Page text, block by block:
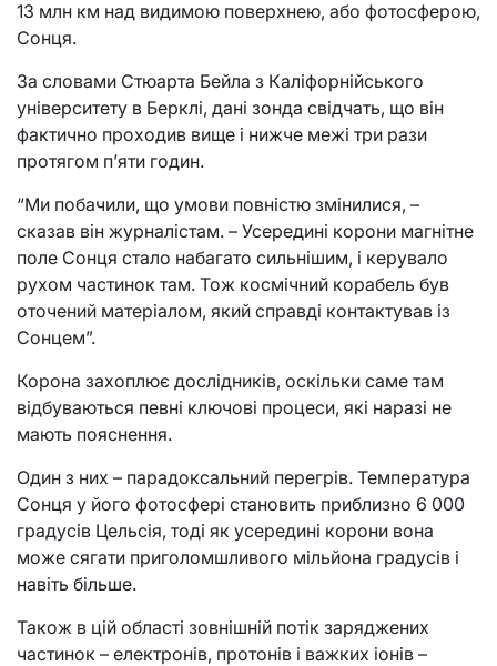
13 млн км над видимою поверхнею, або фотосферою,
Сонця.
За словами Стюарта Бейла з Каліфорнійського
університету в Берклі, дані зонда свідчать, що він
фактично проходив вище і нижче межі три рази
протягом п’яти годин.
“Ми побачили, що умови повністю змінилися, –
сказав він журналістам. – Усередині корони магнітне
поле Сонця стало набагато сильнішим, і керувало
рухом частинок там. Тож космічний корабель був
оточений матеріалом, який справді контактував із
Сонцем”.
Корона захоплює дослідників, оскільки саме там
відбуваються певні ключові процеси, які наразі не
мають пояснення.
Один з них – парадоксальний перегрів. Температура
Сонця у його фотосфері становить приблизно 6 000
градусів Цельсія, тоді як усередині корони вона
може сягати приголомшливого мільйона градусів і
навіть більше.
Також в цій області зовнішній потік заряджених
частинок – електронів, протонів і важких іонів –